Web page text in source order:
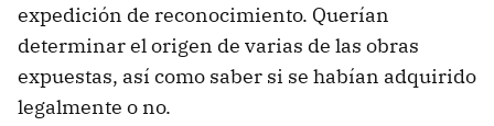
expedición de reconocimiento. Querían
determinar el origen de varias de las obras
expuestas, así como saber si se habían adquirido
legalmente o no.